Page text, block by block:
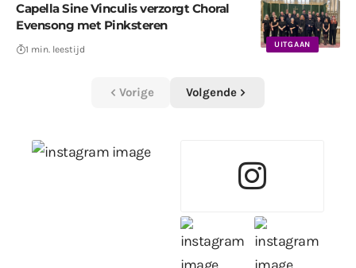
UITGAAN
Capella Sine Vinculis verzorgt Choral
Evensong met Pinksteren
1 min. leestijd
Vorige Volgende